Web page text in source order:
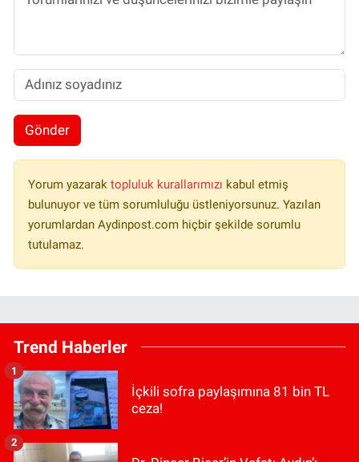
Gönder
Yorum yazarak topluluk kurallarımızı kabul etmiş
bulunuyor ve tüm sorumluluğu üstleniyorsunuz. Yazılan
yorumlardan Aydinpost.com hiçbir şekilde sorumlu
tutulamaz.
Trend Haberler
İçkili sofra paylaşımına 81 bin TL
ceza!
1
2